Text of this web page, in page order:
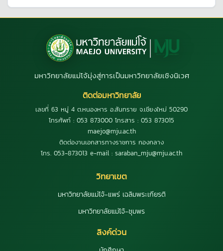
มหาวิทยาลัยแม่โจ้มุ่งสู่การเป็นมหาวิทยาลัยเชิงนิเวศ
ติดต่อมหาวิทยาลัย
เลขที่ 63 หมู่ 4 ต.หนองหาร อ.สันทราย จ.เชียงใหม่ 50290
โทรศัพท์ : 053 873000 โทรสาร : 053 873015
maejo@mju.ac.th
ติดต่องานเอกสารทางราชการ กองกลาง
โทร. 053-873013 e-mail : saraban_mju@mju.ac.th
วิทยาเขต
มหาวิทยาลัยแม่โจ้-แพร่ เฉลิมพระเกียรติ
มหาวิทยาลัยแม่โจ้-ชุมพร
ลิงค์ด่วน